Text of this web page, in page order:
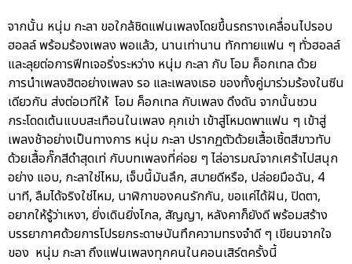
จากนั้น หนุ่ม กะลา ขอใกล้ชิดแฟนเพลงโดยขึ้นรถรางเคลื่อนไปรอบ
ฮอลล์ พร้อมร้องเพลง พอแล้ว, นานเท่านาน ทักทายแฟน ๆ ทั่วฮอลล์
และลุยต่อการฟีทเจอริ่งระหว่าง หนุ่ม กะลา กับ โอม ค็อกเทล ด้วย
การนำเพลงฮิตอย่างเพลง รอ และเพลงเธอ ของทั้งคู่มาร่วมร้องในซีน
เดียวกัน ส่งต่อเวทีให้ โอม ค็อกเทล กับเพลง ดึงดัน จากนั้นชวน
กระโดดเต้นแบบสะเทือนในเพลง คุกเข่า เข้าสู่โหมดพาแฟน ๆ เข้าสู่
เพลงช้าอย่างเป็นทางการ หนุ่ม กะลา ปรากฏตัวด้วยเสื้อเชิ้ตสีขาวทับ
ด้วยเสื้อกั๊กสีดำสุดเท่ กับบทเพลงที่ค่อย ๆ ไล่อารมณ์จากเศร้าไปสนุก
อย่าง แอบ, กะลาใช่ไหม, เจ็บนี้มันลึก, สบายดีหรือ, ปล่อยมือฉัน, 4
นาที, ลืมได้จริงใช่ไหม, นาฬิกาของคนรักกัน, ขอแค่ได้ฝัน, ปิดตา,
อยากให้รู้ว่าเหงา, ยิ่งเดินยิ่งไกล, สัญญา, หลังคาก็ยังดี พร้อมสร้าง
บรรยากาศด้วยการโปรยกระดาษบันทึกความทรงจำดี ๆ เขียนจากใจ
ของ หนุ่ม กะลา ถึงแฟนเพลงทุกคนในคอนเสิร์ตครั้งนี้